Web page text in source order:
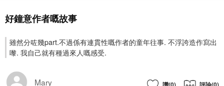
點，就是會早早地認識“告別”。
從牠們的第一次離開，我難過地試圖接受，心裏暗暗想著，我一定要寫出牠們，
這是我可以不用告別牠們的方法——寫出牠們，便是用文字、故事搭建一個窩，
能夠永久地挽留、安放牠們。
那個時候我還很小，但我已經感受到，這個世界有些部分確實很糟糕，比如無法
挽留的失去，比如無法叫停的時間。而且人的記憶太不可靠，所有我們當時以為
最重要最寶貴的部分，我們還是會在此後的時間裏，或者自己的腦袋裏弄丟它
好鐘意作者嘅故事
雖然分咗幾part.不過係有連貫性嘅作者的童年往事. 不浮誇造作寫出
嚟. 我自己就有種過來人嘅感受.
Mary